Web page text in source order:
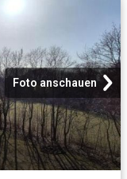
Foto anschauen